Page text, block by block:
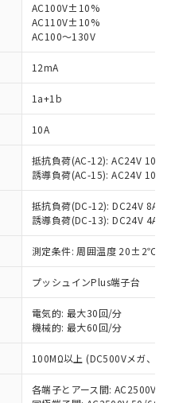
AC100V±10%
AC110V±10%
AC100～130V
12mA
1a+1b
10A
抵抗負荷(AC-12): AC24V 10A/
誘導負荷(AC-15): AC24V
抵抗負荷(DC-12): DC24V 8A/
誘導負荷(DC-13): DC24V 4A/
測定条件: 周囲温度 20±2℃、
プッシュインPlus端子台
電気的: 最大30回/分
機械的: 最大60回/分
100MΩ以上 (DC500Vメガ、点
各端子とアース間: AC2500V
だき、同意のうえ
制御機器事業取扱
および標準価格
いただくもので
扱商品の中には、
となる商品もある
い。
令（10物質）の
提供可能な商品で
（10物質）の非含
替える予定のある
指令（10物質）の
、対応品を出す予
指令（10物質）の
中または確認中の
など無形物で、有
商品です。
含有部品として
明した場合などや
有率が中国RoHSの
率が中国RoHSの
を示します。
製品のうち、外国